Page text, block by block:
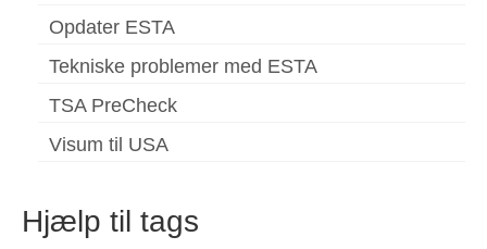
Opdater ESTA
Tekniske problemer med ESTA
TSA PreCheck
Visum til USA
Hjælp til tags